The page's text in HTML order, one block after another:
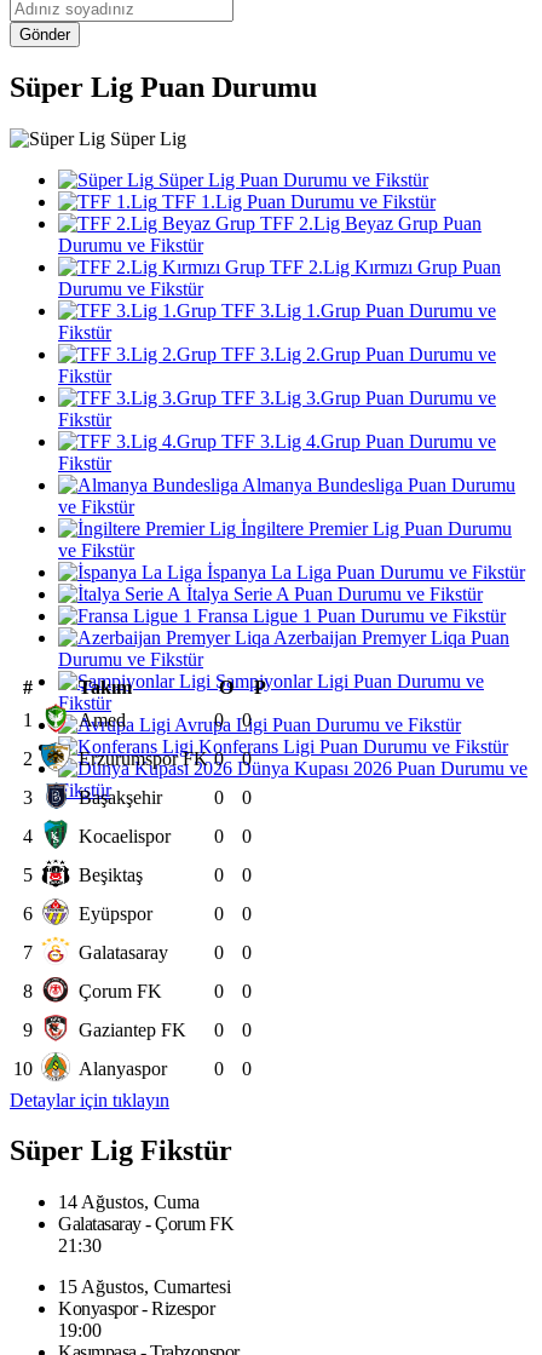
Gönder
Süper Lig Puan Durumu
Süper Lig
Süper Lig Puan Durumu ve Fikstür
TFF 1.Lig Puan Durumu ve Fikstür
TFF 2.Lig Beyaz Grup Puan
Durumu ve Fikstür
TFF 2.Lig Kırmızı Grup Puan
Durumu ve Fikstür
TFF 3.Lig 1.Grup Puan Durumu ve
Fikstür
TFF 3.Lig 2.Grup Puan Durumu ve
Fikstür
TFF 3.Lig 3.Grup Puan Durumu ve
Fikstür
TFF 3.Lig 4.Grup Puan Durumu ve
Fikstür
Almanya Bundesliga Puan Durumu
ve Fikstür
İngiltere Premier Lig Puan Durumu
ve Fikstür
İspanya La Liga Puan Durumu ve Fikstür
İtalya Serie A Puan Durumu ve Fikstür
Fransa Ligue 1 Puan Durumu ve Fikstür
Azerbaijan Premyer Liqa Puan
Durumu ve Fikstür
Şampiyonlar Ligi Puan Durumu ve
Fikstür
Avrupa Ligi Puan Durumu ve Fikstür
Konferans Ligi Puan Durumu ve Fikstür
Dünya Kupası 2026 Puan Durumu ve
Fikstür
# Takım O
P
1
Amed 0
0
2
Erzurumspor FK 0
0
3
Başakşehir 0
0
4
Kocaelispor 0
0
5
Beşiktaş 0
0
6
Eyüpspor 0
0
7
Galatasaray 0
0
8
Çorum FK 0
0
9
Gaziantep FK 0
0
10
Alanyaspor 0
0
Detaylar için tıklayın
Süper Lig Fikstür
14 Ağustos, Cuma
Galatasaray - Çorum FK
21:30
15 Ağustos, Cumartesi
Konyaspor - Rizespor
19:00